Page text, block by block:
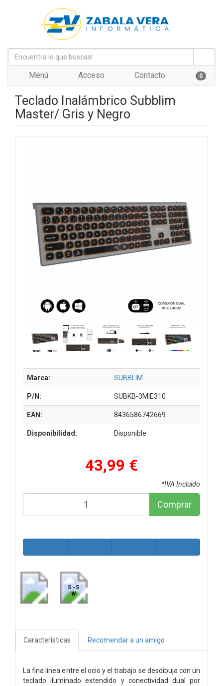
Menú Acceso Contacto 0
Teclado Inalámbrico Subblim
Master/ Gris y Negro
Marca: SUBBLIM
P/N: SUBKB-3MIE310
EAN: 8436586742669
Disponibilidad: Disponible
43,99 €
*IVA Incluido
Comprar
5 - 5
W
Características Recomendar a un amigo
La fina línea entre el ocio y el trabajo se desdibuja con un
teclado iluminado extendido y conectividad dual por